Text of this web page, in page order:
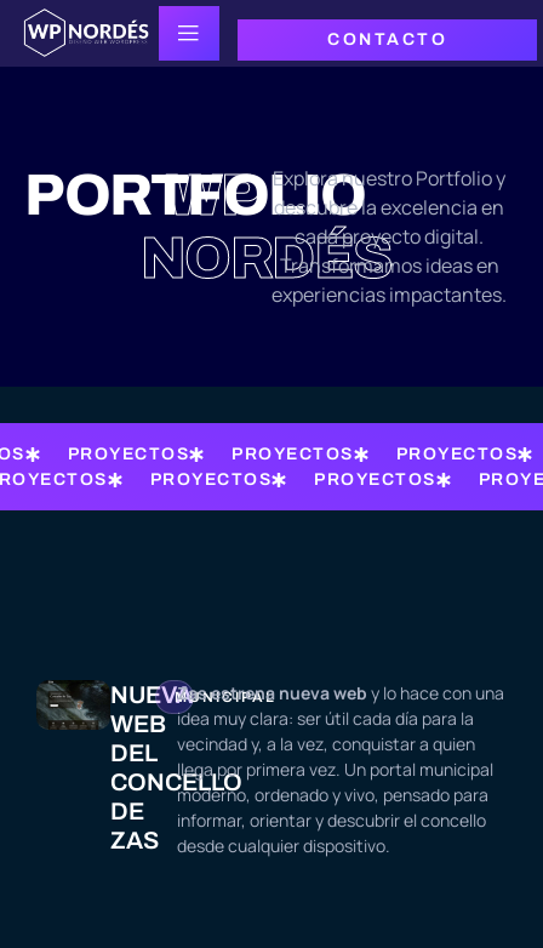
CONTACTO
PORTFOLIO
WP
NORDÉS
Explora nuestro Portfolio y
descubre la excelencia en
cada proyecto digital.
Transformamos ideas en
experiencias impactantes.
PROYECTOS PROYECTOS
PROYECTOS
PROYECTOS PROYECTOS
NUEVA
WEB
DEL
CONCELLO
DE
ZAS
MUNICIPAL
Zas estrena nueva web y lo hace con una
idea muy clara: ser útil cada día para la
vecindad y, a la vez, conquistar a quien
llega por primera vez. Un portal municipal
moderno, ordenado y vivo, pensado para
informar, orientar y descubrir el concello
desde cualquier dispositivo.